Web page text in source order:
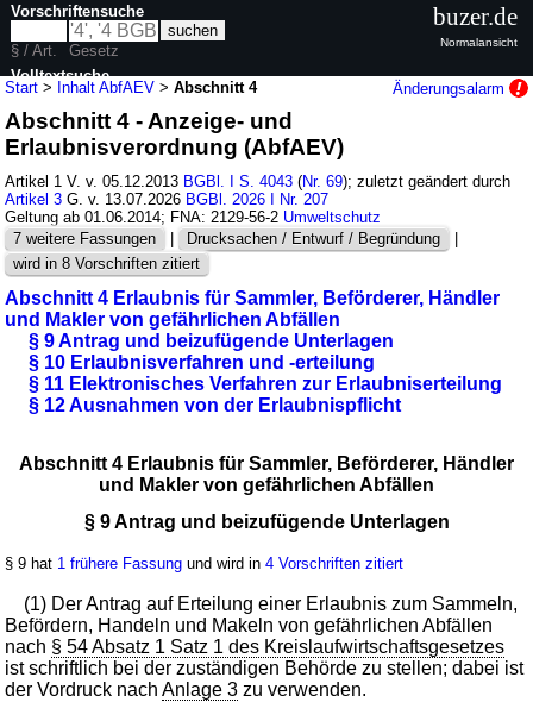
Start > Inhalt AbfAEV >Abschnitt 4 Änderungsalarm
Abschnitt 4 - Anzeige- und
Erlaubnisverordnung (AbfAEV)
Artikel 1 V. v. 05.12.2013 BGBl. I S. 4043 (Nr. 69); zuletzt geändert durch
Artikel 3 G. v. 13.07.2026 BGBl. 2026 I Nr. 207
Geltung ab 01.06.2014; FNA: 2129-56-2 Umweltschutz
7 weitere Fassungen
| Drucksachen / Entwurf / Begründung
|
wird in 8 Vorschriften zitiert
Abschnitt 4 Erlaubnis für Sammler, Beförderer, Händler
und Makler von gefährlichen Abfällen
§ 9 Antrag und beizufügende Unterlagen
§ 10 Erlaubnisverfahren und -erteilung
§ 11 Elektronisches Verfahren zur Erlaubniserteilung
§ 12 Ausnahmen von der Erlaubnispflicht
Abschnitt 4 Erlaubnis für Sammler, Beförderer, Händler
und Makler von gefährlichen Abfällen
§ 9 Antrag und beizufügende Unterlagen
§ 9 hat 1 frühere Fassung und wird in4 Vorschriften zitiert
(1) Der Antrag auf Erteilung einer Erlaubnis zum Sammeln,
Befördern, Handeln und Makeln von gefährlichen Abfällen
nach § 54 Absatz 1 Satz 1 des Kreislaufwirtschaftsgesetzes
ist schriftlich bei der zuständigen Behörde zu stellen; dabei ist
der Vordruck nachAnlage 3 zu verwenden.
Vorschriftensuche
§ / Art.
Gesetz
Volltextsuche
nur in AbfAEV
buzer.de
Normalansicht